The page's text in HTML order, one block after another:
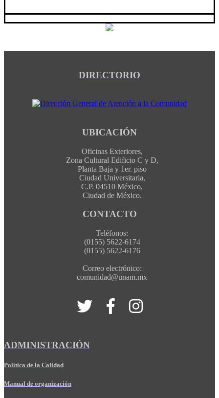
DIRECTORIO
UBICACIÓN
Oficinas Exteriores,
Zona Cultural Edificio C y D,
Planta Baja y 1er. piso
Ciudad Universitaria,
C.P. 04510 México,
Ciudad de México.
CONTACTO
Teléfonos:
(0155) 5622-6174
(0155) 5622-6176
Correo electrónico:
comunidad@unam.mx
ADMINISTRACIÓN
Política de la Calidad
Manual de organización